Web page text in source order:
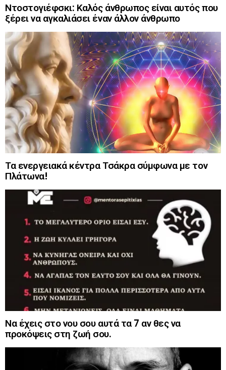
Ντοστογιέφσκι: Καλός άνθρωπος είναι αυτός που
ξέρει να αγκαλιάσει έναν άλλον άνθρωπο
Τα ενεργειακά κέντρα Τσάκρα σύμφωνα με τον
Πλάτωνα!
Να έχεις στο νου σου αυτά τα 7 αν θες να
προκόψεις στη ζωή σου.